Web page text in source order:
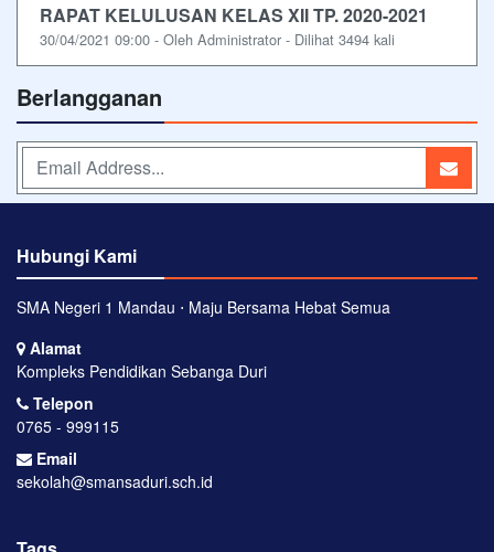
RAPAT KELULUSAN KELAS XII TP. 2020-2021
30/04/2021 09:00 - Oleh Administrator - Dilihat 3494 kali
Berlangganan
Hubungi Kami
SMA Negeri 1 Mandau ⋅ Maju Bersama Hebat Semua
Alamat
Kompleks Pendidikan Sebanga Duri
Telepon
0765 - 999115
Email
sekolah@smansaduri.sch.id